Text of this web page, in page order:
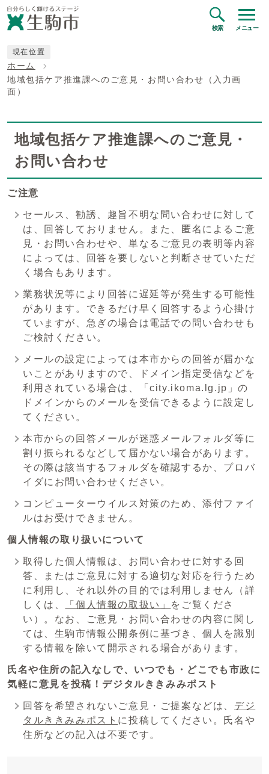
検索 メニュー
現在位置
ホーム
地域包括ケア推進課へのご意見・お問い合わせ（入力画
面）
地域包括ケア推進課へのご意見・
お問い合わせ
ご注意
セールス、勧誘、趣旨不明な問い合わせに対して
は、回答しておりません。また、匿名によるご意
見・お問い合わせや、単なるご意見の表明等内容
によっては、回答を要しないと判断させていただ
く場合もあります。
業務状況等により回答に遅延等が発生する可能性
があります。できるだけ早く回答するよう心掛け
ていますが、急ぎの場合は電話での問い合わせも
ご検討ください。
メールの設定によっては本市からの回答が届かな
いことがありますので、ドメイン指定受信などを
利用されている場合は、「city.ikoma.lg.jp」の
ドメインからのメールを受信できるように設定し
てください。
本市からの回答メールが迷惑メールフォルダ等に
割り振られるなどして届かない場合があります。
その際は該当するフォルダを確認するか、プロバ
イダにお問い合わせください。
コンピューターウイルス対策のため、添付ファイ
ルはお受けできません。
個人情報の取り扱いについて
取得した個人情報は、お問い合わせに対する回
答、またはご意見に対する適切な対応を行うため
に利用し、それ以外の目的では利用しません（詳
しくは、
「個人情報の取扱い」 をご覧くださ
い）。なお、ご意見・お問い合わせの内容に関し
ては、生駒市情報公開条例に基づき、個人を識別
する情報を除いて開示される場合があります。
氏名や住所の記入なしで、いつでも・どこでも市政に
気軽に意見を投稿！デジタルききみみポスト
回答を希望されないご意見・ご提案などは、 デジ
タルききみみポスト に投稿してください。氏名や
住所などの記入は不要です。